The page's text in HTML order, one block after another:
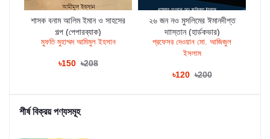
শাসক বনাম আলিম ইমান ও সাহসের
গল্প (পেপারব্যাক)
মুফতি মুহাম্মদ আমিমুল ইহসান
৳150 ৳208
২৬ জন নও মুসলিমের ঈমানদীপ্ত
দাাস্তান (হার্ডকভার)
প্রফেসর দেওয়ান মো. আজিজুল
ইসলাম
৳120 ৳200
শীর্ষ বিক্রয় পণ্যসমূহ